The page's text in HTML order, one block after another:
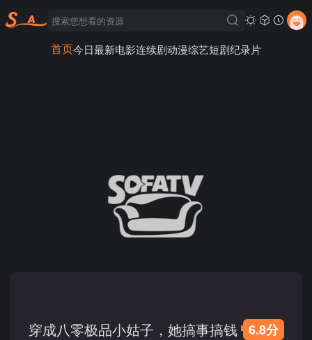
首页今日最新电影连续剧动漫综艺短剧纪录片
穿成八零极品小姑子，她搞事搞钱 6.8分